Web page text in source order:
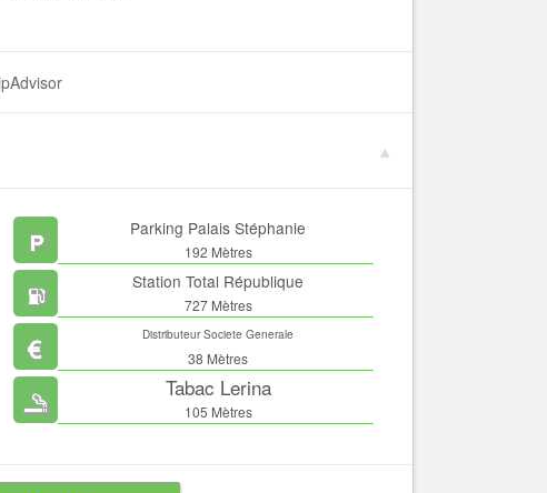
Parking Palais Stéphanie
192 Mètres
Station Total République
727 Mètres
Distributeur Societe Generale
38 Mètres
Tabac Lerina
105 Mètres